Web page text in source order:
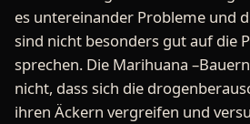
es untereinander Probleme und
sind nicht besonders gut auf die
sprechen. Die Marihuana
nicht, dass sich die
ihren Äckern vergreifen und